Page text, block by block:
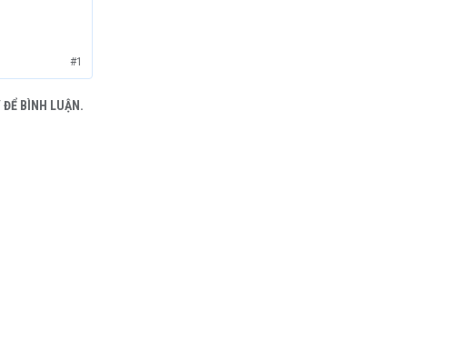
#1
ĐỂ BÌNH LUẬN.